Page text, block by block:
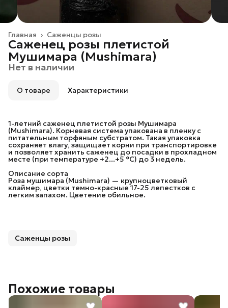
Саженцы розы
Главная ›
Саженец розы плетистой
Мушимара (Mushimara)
Нет в наличии
О товаре Характеристики
1-летний саженец плетистой розы Мушимара
(Mushimara). Корневая система упакована в пленку с
питательным торфяным субстратом. Такая упаковка
сохраняет влагу, защищает корни при транспортировке
и позволяет хранить саженец до посадки в прохладном
месте (при температуре +2...+5 °C) до 3 недель.
Описание сорта
Роза мушимара (Mushimara) — крупноцветковый
клаймер, цветки темно-красные 17-25 лепестков с
легким запахом. Цветение обильное.
Саженцы розы
Похожие товары